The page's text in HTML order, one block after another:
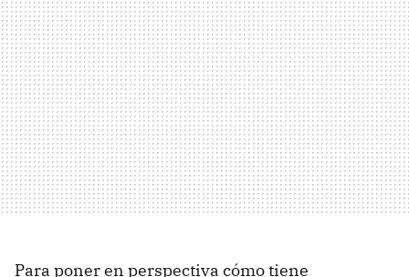
Para poner en perspectiva cómo tiene